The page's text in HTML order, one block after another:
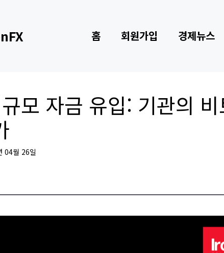
홈 회원가입 경제뉴스
모 자금 유입: 기관의
04월 26일